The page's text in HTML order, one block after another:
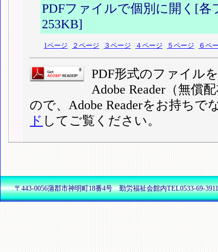
PDFファイルで個別に開く[各
253KB]
1ページ ２ページ ３ページ ４ページ ５ページ ６ペ
PDF形式のファイル
Adobe Reader（無償
ので、Adobe Readerをお持ちで
ド してご覧ください。
〒443-0056蒲郡市神明町18番4号 勤労福祉会館内TEL0533-69-